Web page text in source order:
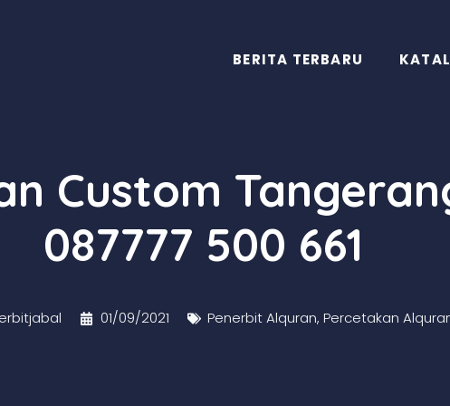
BERITA TERBARU
Custom
087777 500 661
01/09/2021 Penerbit Alquran,Percetakan